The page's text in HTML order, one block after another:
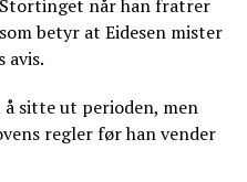
når han fratrer
betyr at Eidesen mister
avis.
å sitte ut perioden, men
regler før han vender